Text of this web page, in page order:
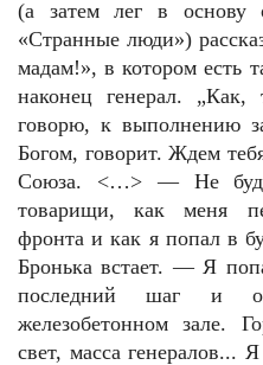
(а затем лег в основу
«Странные люди»)
мадам!», в котором есть
наконец генерал. „Как,
говорю, к выполнению
Богом, говорит. Ждем
Союза. <…> — Не буду
товарищи, как меня
фронта и как я попал в
Бронька встает. — Я
последний шаг и
железобетонном зале.
свет, масса генералов...